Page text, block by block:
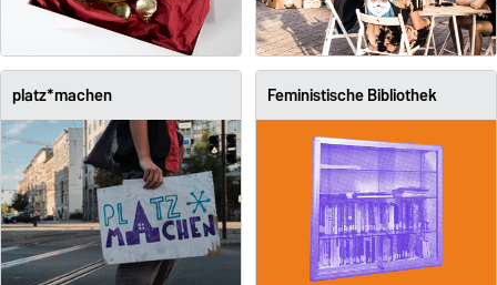
platz*machen Feministische Bibliothek